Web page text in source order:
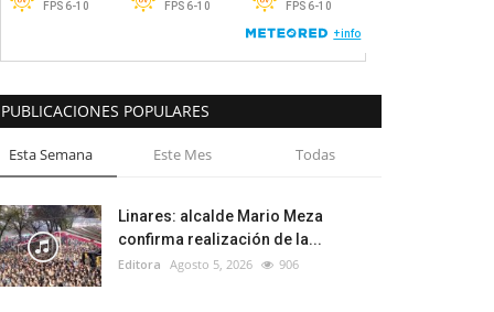
PUBLICACIONES POPULARES
Esta Semana Este Mes Todas
Linares: alcalde Mario Meza
confirma realización de la...
Editora Agosto 5, 2026 906